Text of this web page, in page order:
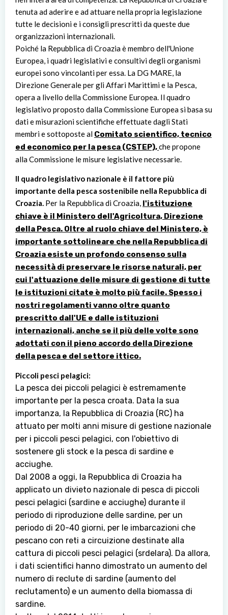
tenuta ad aderire e ad attuare nella propria legislazione
tutte le decisioni e i consigli prescritti da queste due
organizzazioni internazionali.
Poiché la Repubblica di Croazia è membro dell'Unione
Europea, i quadri legislativi e consultivi degli organismi
europei sono vincolanti per essa. La DG MARE, la
Direzione Generale per gli Affari Marittimi e la Pesca,
opera a livello della Commissione Europea. Il quadro
legislativo proposto dalla Commissione Europea si basa su
dati e misurazioni scientifiche effettuate dagli Stati
membri e sottoposte al Comitato scientifico, tecnico
ed economico per la pesca (CSTEP),che propone
alla Commissione le misure legislative necessarie.
Il quadro legislativo nazionale è il fattore più
importante della pesca sostenibile nella Repubblica di
Croazia. Per la Repubblica di Croazia, l'istituzione
chiave è il Ministero dell'Agricoltura, Direzione
della Pesca. Oltre al ruolo chiave del Ministero, è
importante sottolineare che nella Repubblica di
Croazia esiste un profondo consenso sulla
necessità di preservare le risorse naturali, per
cui l'attuazione delle misure di gestione di tutte
le istituzioni citate è molto più facile. Spesso i
nostri regolamenti vanno oltre quanto
prescritto dall'UE e dalle istituzioni
internazionali, anche se il più delle volte sono
adottati con il pieno accordo della Direzione
della pesca e del settore ittico.
Piccoli pesci pelagici:
La pesca dei piccoli pelagici è estremamente
importante per la pesca croata. Data la sua
importanza, la Repubblica di Croazia (RC) ha
attuato per molti anni misure di gestione nazionale
per i piccoli pesci pelagici, con l'obiettivo di
sostenere gli stock e la pesca di sardine e
acciughe.
Dal 2008 a oggi, la Repubblica di Croazia ha
applicato un divieto nazionale di pesca di piccoli
pesci pelagici (sardine e acciughe) durante il
periodo di riproduzione delle sardine, per un
periodo di 20-40 giorni, per le imbarcazioni che
pescano con reti a circuizione destinate alla
cattura di piccoli pesci pelagici (srdelara). Da allora,
i dati scientifici hanno dimostrato un aumento del
numero di reclute di sardine (aumento del
reclutamento) e un aumento della biomassa di
sardine.